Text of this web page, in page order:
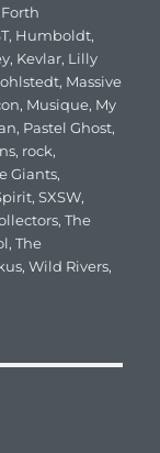
Forth
, Humboldt,
, Kevlar, Lilly
, Massive
, Musique, My
, Pastel Ghost,
, rock,
Giants,
,SXSW,
,The
,The
,Wild Rivers,